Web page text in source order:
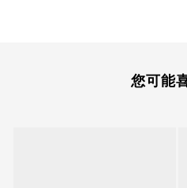
您可能